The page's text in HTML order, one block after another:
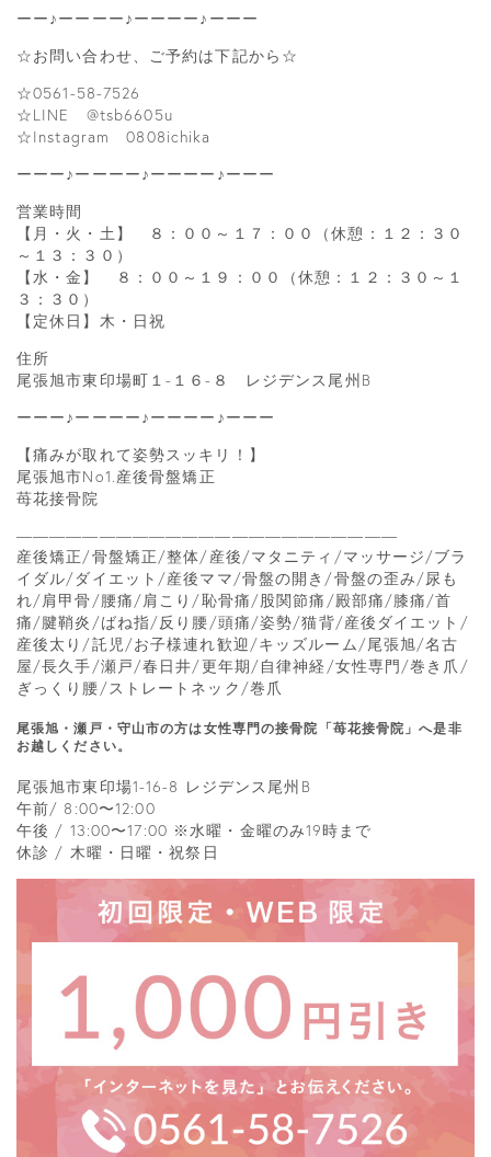
ーー♪ーーーー♪ーーーー♪ーーー
☆お問い合わせ、ご予約は下記から☆
☆0561-58-7526
☆LINE @tsb6605u
☆Instagram 0808ichika
ーーー♪ーーーー♪ーーーー♪ーーー
営業時間
【月・火・土】 ８：００～１７：００（休憩：１２：３０
～１３：３０）
【水・金】 ８：００～１９：００（休憩：１２：３０～１
３：３０）
【定休日】木・日祝
住所
尾張旭市東印場町１-１６-８ レジデンス尾州B
ーーー♪ーーーー♪ーーーー♪ーーー
【痛みが取れて姿勢スッキリ！】
尾張旭市No1.産後骨盤矯正
苺花接骨院
―――――――――――――――――――――――
産後矯正/骨盤矯正/整体/産後/マタニティ/マッサージ/ブラ
イダル/ダイエット/産後ママ/骨盤の開き/骨盤の歪み/尿も
れ/肩甲骨/腰痛/肩こり/恥骨痛/股関節痛/殿部痛/膝痛/首
痛/腱鞘炎/ばね指/反り腰/頭痛/姿勢/猫背/産後ダイエット/
産後太り/託児/お子様連れ歓迎/キッズルーム/尾張旭/名古
屋/長久手/瀬戸/春日井/更年期/自律神経/女性専門/巻き爪/
ぎっくり腰/ストレートネック/巻爪
尾張旭・瀬戸・守山市の方は女性専門の接骨院「苺花接骨院」へ是非
お越しください。
尾張旭市東印場1-16-8 レジデンス尾州B
午前/ 8:00〜12:00
午後 / 13:00〜17:00 ※水曜・金曜のみ19時まで
休診 / 木曜・日曜・祝祭日